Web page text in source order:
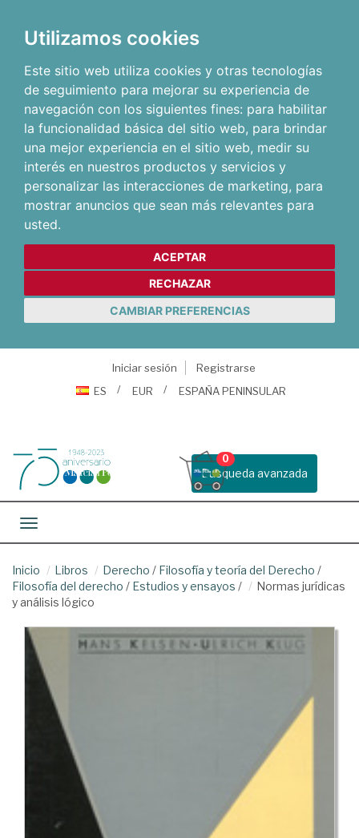
Utilizamos cookies
Este sitio web utiliza cookies y otras tecnologías
de seguimiento para mejorar su experiencia de
navegación con los siguientes fines: para habilitar
la funcionalidad básica del sitio web, para brindar
una mejor experiencia en el sitio web, medir su
interés en nuestros productos y servicios y
personalizar las interacciones de marketing, para
mostrar anuncios que sean más relevantes para
usted.
ACEPTAR
RECHAZAR
CAMBIAR PREFERENCIAS
Iniciar sesión
Registrarse
ES
EUR ESPAÑA PENINSULAR
Busqueda avanzada
0
Toggle navigation
Inicio Libros Derecho / Filosofía y teoría del Derecho /
Filosofía del derecho / Estudios y ensayos /
Normas jurídicas
y análisis lógico